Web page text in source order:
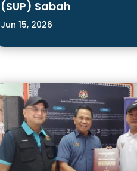
(SUP) Sabah
Jun 15, 2026